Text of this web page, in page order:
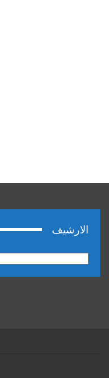
الارشيف